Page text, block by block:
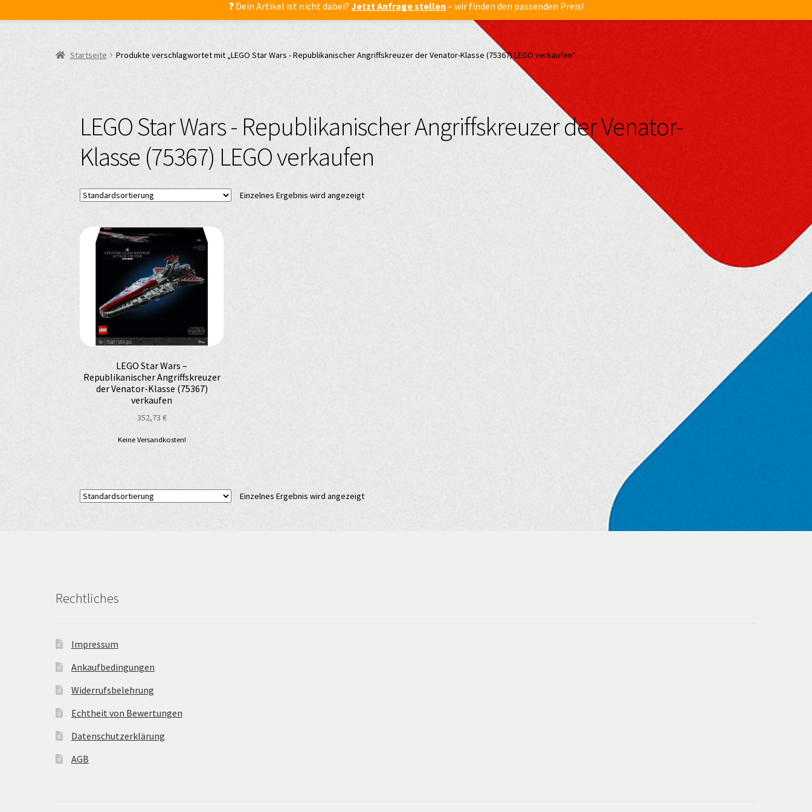
❓ Dein Artikel ist nicht dabei? Jetzt Anfrage stellen – wir finden den passenden Preis!
Startseite Produkte verschlagwortet mit „LEGO Star Wars - Republikanischer Angriffskreuzer der Venator-Klasse (75367) LEGO verkaufen“
LEGO Star Wars - Republikanischer Angriffskreuzer der Venator-
Klasse (75367) LEGO verkaufen
Einzelnes Ergebnis wird angezeigt
LEGO Star Wars –
Republikanischer Angriffskreuzer
der Venator-Klasse (75367)
verkaufen
352,73 €
Keine Versandkosten!
Einzelnes Ergebnis wird angezeigt
Rechtliches
Impressum
Ankaufbedingungen
Widerrufsbelehrung
Echtheit von Bewertungen
Datenschutzerklärung
AGB